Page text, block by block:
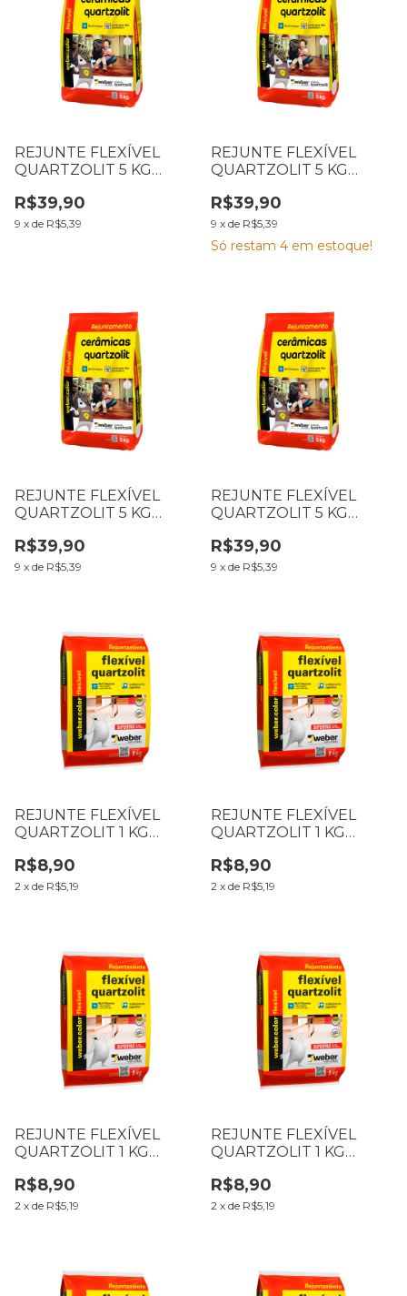
REJUNTE FLEXÍVEL
QUARTZOLIT 5 KG
R$39,90
9 x de R$5,39
REJUNTE FLEXÍVEL
QUARTZOLIT 5 KG
R$39,90
9 x de R$5,39
Só restam 4 em estoque!
REJUNTE FLEXÍVEL
QUARTZOLIT 5 KG
R$39,90
9 x de R$5,39
REJUNTE FLEXÍVEL
QUARTZOLIT 5 KG
R$39,90
9 x de R$5,39
REJUNTE FLEXÍVEL
QUARTZOLIT 1 KG
R$8,90
2 x de R$5,19
REJUNTE FLEXÍVEL
QUARTZOLIT 1 KG
R$8,90
2 x de R$5,19
REJUNTE FLEXÍVEL
QUARTZOLIT 1 KG
R$8,90
2 x de R$5,19
REJUNTE FLEXÍVEL
QUARTZOLIT 1 KG
R$8,90
2 x de R$5,19